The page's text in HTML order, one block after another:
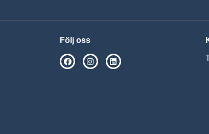
Följ oss
SPSM på Facebook
SPSM på Instagram